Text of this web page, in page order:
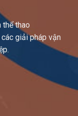
thao
giải pháp vận